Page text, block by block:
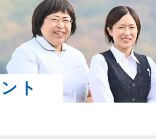
ト